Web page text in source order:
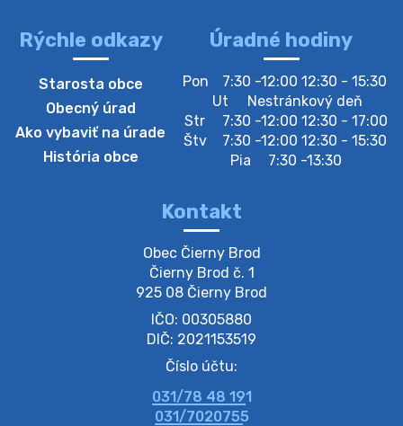
4. augusta 2026 10:05
Zberný dvor-Gyűjtőudvar
Oznamujeme obyvateľom, že v stredu 05. augusta
bude zberný dvor zatvorený. Értesítjük a lakosokat,
hogy szerdán augusztus 05-én a gyűjtőudvar zárva
lesz https://ciernybrod.sk?p=214…
Zber separovaného odpadu plastu-
Szeparált műanya…
Oznamujeme obyvateľom, že v stredu 05. augusta
prebehne zber separovaného odpadu plastu. Prosíme
obyvateľov, aby vrecia s odpadom vyložili pred dom už
večer vopred, nakoľko firma F…
4. augusta 2026 09:51
Oznámenie o plánovanom prerušení dodávky
Rýchle odkazy
Starosta obce
Obecný úrad
Ako vybaviť na úrade
História obce
Úradné hodiny
Pon
7:30 -12:00 12:30 - 15:30
Ut
Nestránkový deň
Str
7:30 -12:00 12:30 - 17:00
Štv
7:30 -12:00 12:30 - 15:30
Pia
7:30 -13:30
Kontakt
Obec Čierny Brod
Čierny Brod č. 1
925 08 Čierny Brod
IČO: 00305880
DIČ: 2021153519
Číslo účtu:
031/78 48 191
031/7020755